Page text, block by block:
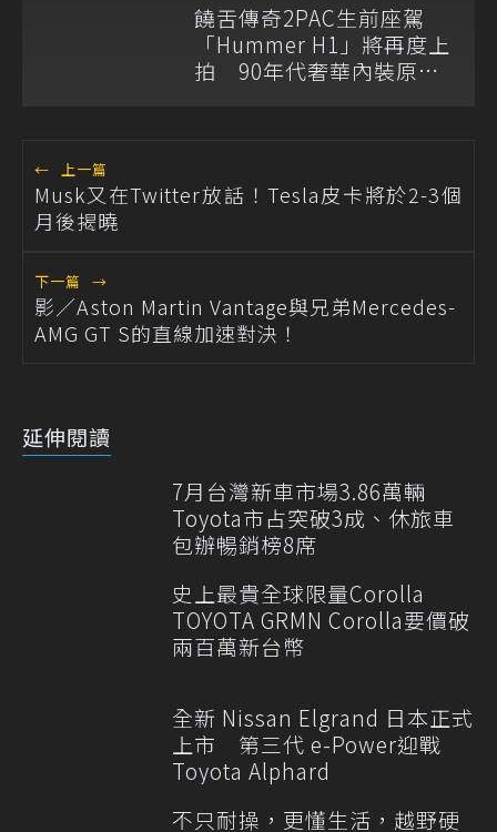
饒舌傳奇2PAC生前座駕
「Hummer H1」將再度上
拍 90年代奢華內裝原汁
← 上一篇
Musk又在Twitter放話！Tesla皮卡將於2-3個
月後揭曉
下一篇 →
影／Aston Martin Vantage與兄弟Mercedes-
AMG GT S的直線加速對決！
延伸閱讀
7月台灣新車市場3.86萬輛
Toyota市占突破3成、休旅車
包辦暢銷榜8席
史上最貴全球限量Corolla
TOYOTA GRMN Corolla要價破
兩百萬新台幣
全新 Nissan Elgrand 日本正式
上市 第三代 e-Power迎戰
Toyota Alphard
不只耐操，更懂生活，越野硬